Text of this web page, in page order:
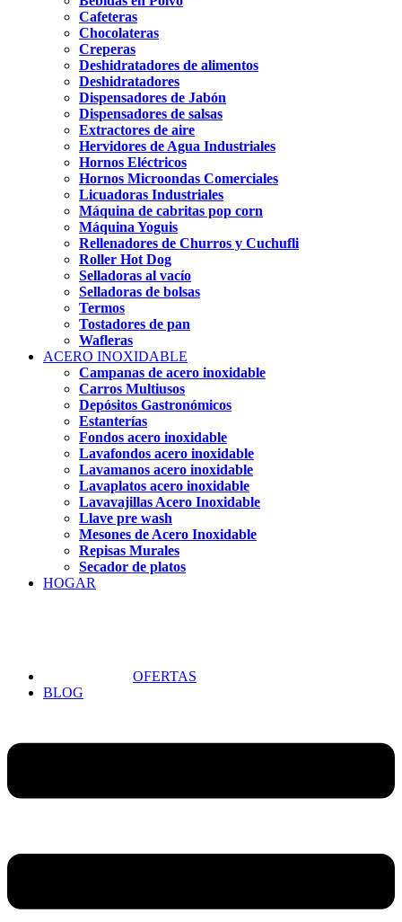
Cafeteras
Chocolateras
Creperas
Deshidratadores de alimentos
Deshidratadores
Dispensadores de Jabón
Dispensadores de salsas
Extractores de aire
Hervidores de Agua Industriales
Hornos Eléctricos
Hornos Microondas Comerciales
Licuadoras Industriales
Máquina de cabritas pop corn
Máquina Yoguis
Rellenadores de Churros y Cuchufli
Roller Hot Dog
Selladoras al vacío
Selladoras de bolsas
Termos
Tostadores de pan
Wafleras
ACERO INOXIDABLE
Campanas de acero inoxidable
Carros Multiusos
Depósitos Gastronómicos
Estanterías
Fondos acero inoxidable
Lavafondos acero inoxidable
Lavamanos acero inoxidable
Lavaplatos acero inoxidable
Lavavajillas Acero Inoxidable
Llave pre wash
Mesones de Acero Inoxidable
Repisas Murales
Secador de platos
HOGAR
OFERTAS
BLOG